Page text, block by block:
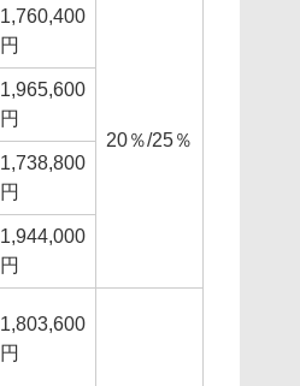
1,760,400
円
20％/25％
1,965,600
円
1,738,800
円
1,944,000
円
1,803,600
円